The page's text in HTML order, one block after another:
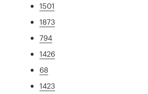
1501
1873
794
1426
68
1423